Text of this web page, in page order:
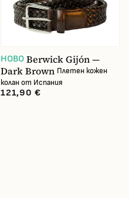
НОВО Berwick Gijón —
Dark Brown Плетен кожен
колан от Испания
121,90 €